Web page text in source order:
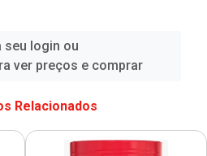
seu login ou
ver preços e comprar
Relacionados